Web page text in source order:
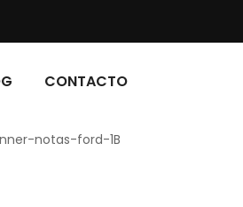
CONTACTO